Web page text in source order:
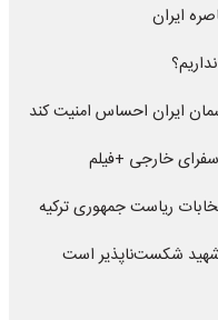
ایران
ایران احساس امنیت کند
خارجی +فیلم
ریاست جمهوری ترکیه
شهید شکست‌ناپذیر است